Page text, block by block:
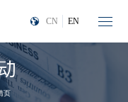
CN EN
页